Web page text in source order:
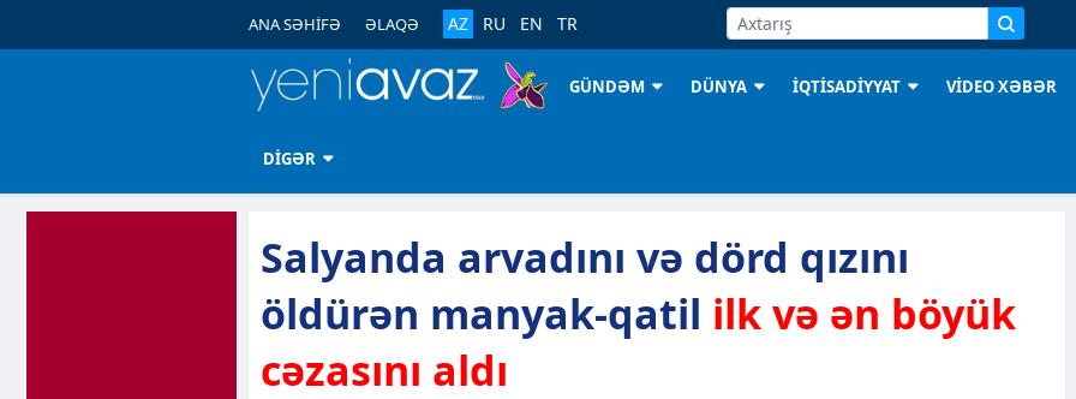
ANA SƏHİFƏ ƏLAQƏ AZ RU EN TR
GÜNDƏM DÜNYA İQTİSADİYYAT VİDEO XƏBƏR
DİGƏR
Salyanda arvadını və dörd qızını
öldürən manyak-qatil ilk və ən böyük
cəzasını aldı